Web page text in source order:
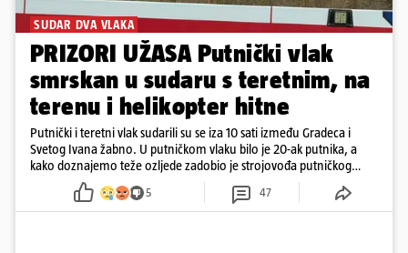
SUDAR DVA VLAKA
PRIZORI UŽASA Putnički vlak
smrskan u sudaru s teretnim, na
terenu i helikopter hitne
Putnički i teretni vlak sudarili su se iza 10 sati između Gradeca i
Svetog Ivana žabno. U putničkom vlaku bilo je 20-ak putnika, a
kako doznajemo teže ozljede zadobio je strojovođa putničkog
vlaka. Zatvoren je promet, a fotoreporteri Prigorskog objavili su
prve snimke s mjesta sudara
5 47